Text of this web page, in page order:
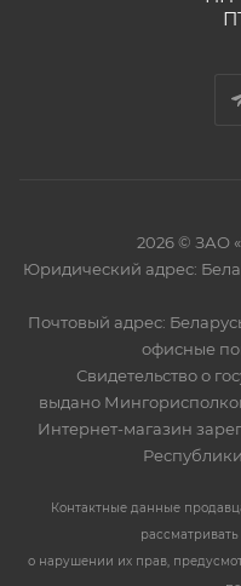
2026 © ЗАО
Юридический адрес:
Почтовый адрес:
офисные
Свидетельство о
выдано
Интернет-магазин
Республики
Контактные данные
о нарушении их прав,